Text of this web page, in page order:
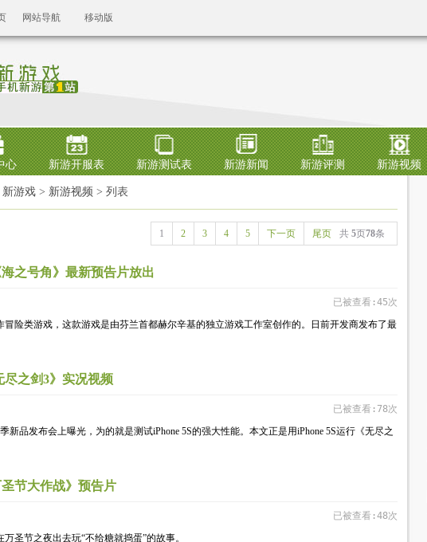
网站导航 移动版
心 新游开服表 新游测试表 新游新闻 新游评测 新游视频
新游戏 > 新游视频 > 列表
1 2 3 4 5 下一页 尾页 共 5页78条
之号角》最新预告片放出
已被查看:45次
冒险类游戏，这款游戏是由芬兰首都赫尔辛基的独立游戏工作室创作的。日前开发商发布了最
尽之剑3》实况视频
已被查看:78次
新品发布会上曝光，为的就是测试iPhone 5S的强大性能。本文正是用iPhone 5S运行《无尽之
节大作战》预告片
已被查看:48次
圣节之夜出去玩“不给糖就捣蛋”的故事。